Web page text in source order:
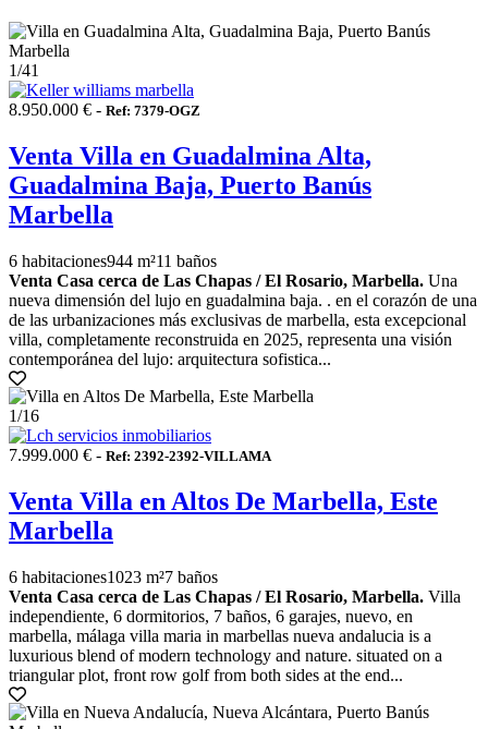
1/41
8.950.000 € - Ref: 7379-OGZ
Venta Villa en Guadalmina Alta,
Guadalmina Baja, Puerto Banús
Marbella
6 habitaciones944 m²11 baños
Venta Casa cerca de Las Chapas / El Rosario, Marbella. Una
nueva dimensión del lujo en guadalmina baja. . en el corazón de una
de las urbanizaciones más exclusivas de marbella, esta excepcional
villa, completamente reconstruida en 2025, representa una visión
contemporánea del lujo: arquitectura sofistica...
1/16
7.999.000 € - Ref: 2392-2392-VILLAMA
Venta Villa en Altos De Marbella, Este
Marbella
6 habitaciones1023 m²7 baños
Venta Casa cerca de Las Chapas / El Rosario, Marbella. Villa
independiente, 6 dormitorios, 7 baños, 6 garajes, nuevo, en
marbella, málaga villa maria in marbellas nueva andalucia is a
luxurious blend of modern technology and nature. situated on a
triangular plot, front row golf from both sides at the end...